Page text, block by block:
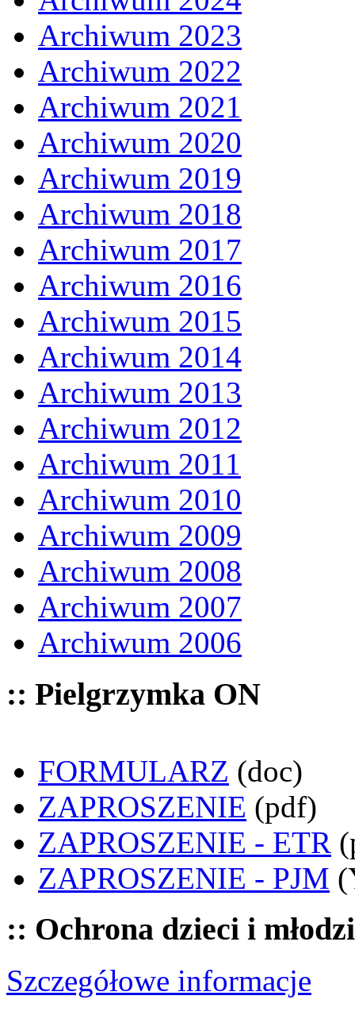
Archiwum 2023
Archiwum 2022
Archiwum 2021
Archiwum 2020
Archiwum 2019
Archiwum 2018
Archiwum 2017
Archiwum 2016
Archiwum 2015
Archiwum 2014
Archiwum 2013
Archiwum 2012
Archiwum 2011
Archiwum 2010
Archiwum 2009
Archiwum 2008
Archiwum 2007
Archiwum 2006
:: Pielgrzymka ON
FORMULARZ (doc)
ZAPROSZENIE (pdf)
ZAPROSZENIE - ETR
ZAPROSZENIE - PJM
:: Ochrona dzieci i
Szczegółowe informacje